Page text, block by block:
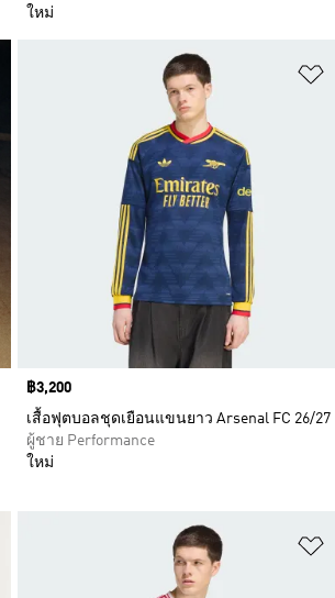
ใหม่
เพิ่มไปยังรายการสินค้าโปรด
Price
฿3,200
เสื้อฟุตบอลชุดเยือนแขนยาว Arsenal FC 26/27
ผู้ชาย Performance
ใหม่
เพิ่มไปยังรายการสินค้าโปรด